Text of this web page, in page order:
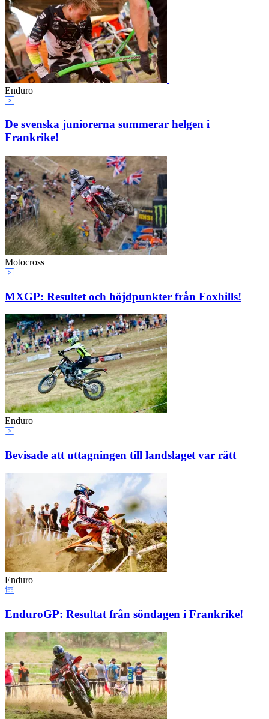
Enduro
De svenska juniorerna summerar helgen i
Frankrike!
Motocross
MXGP: Resultet och höjdpunkter från Foxhills!
Enduro
Bevisade att uttagningen till landslaget var rätt
Enduro
EnduroGP: Resultat från söndagen i Frankrike!